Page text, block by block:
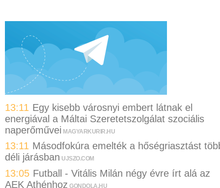
13:11 Egy kisebb városnyi embert látnak el
energiával a Máltai Szeretetszolgálat szociális
naperőművei MAGYARKURIR.HU
13:11 Másodfokúra emelték a hőségriasztást
déli járásban UJSZO.COM
13:05 Futball - Vitális Milán négy évre írt alá az
AEK Athénhoz GONDOLA.HU